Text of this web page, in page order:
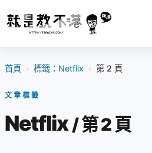
首頁 › 標籤：Netflix › 第 2 頁
文章標籤
Netflix/ 第 2 頁